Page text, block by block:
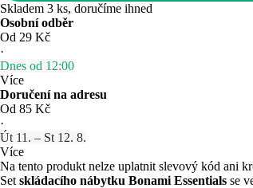
Skladem 3 ks, doručíme ihned
Osobní odběr
Od 29 Kč
·
Dnes od 12:00
Více
Doručení na adresu
Od 85 Kč
·
Út 11. – St 12. 8.
Více
Na tento produkt nelze uplatnit slevový kód ani
Set skládacího nábytku Bonami Essentials se